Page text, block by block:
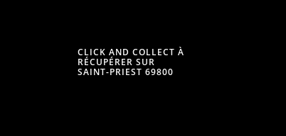
CLICK AND COLLECT À
RÉCUPÉRER SUR
SAINT-PRIEST 69800